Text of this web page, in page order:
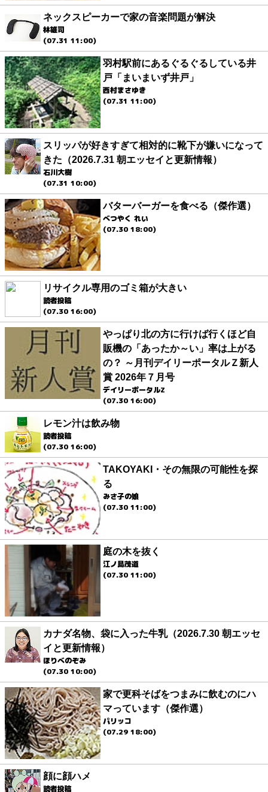
ネックスピーカーで家の音楽問題が解決
林雄司
(07.31 11:00)
羽村駅前にあるぐるぐるしている井
戸「まいまいず井戸」
西村まさゆき
(07.31 11:00)
スリッパが好きすぎて相対的に靴下が嫌いになって
きた（2026.7.31 朝エッセイと更新情報）
石川大樹
(07.31 10:00)
バターバーガーを食べる（傑作選）
べつやく れい
(07.30 18:00)
リサイクル専用のゴミ箱が大きい
読者投稿
(07.30 16:00)
やっぱり北の方に行けば行くほど自
販機の「あったか～い」率は上がる
の？ ～月刊デイリーポータルＺ新人
賞 2026年７月号
デイリーポータルZ
(07.30 16:00)
レモン汁は飲み物
読者投稿
(07.30 16:00)
TAKOYAKI・その無限の可能性を探
る
みさ子の娘
(07.30 11:00)
庭の木を抜く
江ノ島茂道
(07.30 11:00)
カナダ名物、袋に入った牛乳（2026.7.30 朝エッセ
イと更新情報）
ほりべのぞみ
(07.30 10:00)
家で更科そばをつまみに飲むのにハ
マっています（傑作選）
パリッコ
(07.29 18:00)
顔に顔ハメ
読者投稿